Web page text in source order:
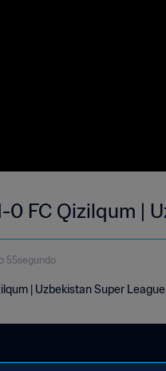
0 FC Qizilqum |
55segundo
| Uzbekistan Super